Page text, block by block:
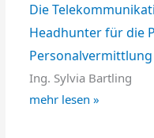
Die
Headhunter für die
Ing. Sylvia Bartling
mehr lesen »